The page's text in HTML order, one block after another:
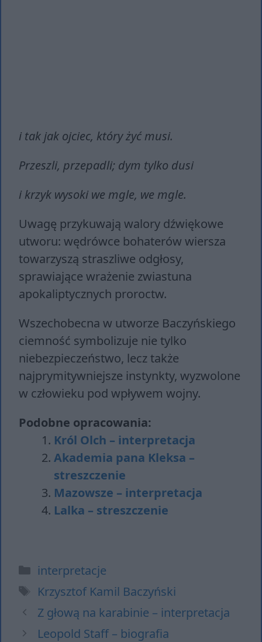
i tak jak ojciec, który żyć musi.
Przeszli, przepadli; dym tylko dusi
i krzyk wysoki we mgle, we mgle.
Uwagę przykuwają walory dźwiękowe
utworu: wędrówce bohaterów wiersza
towarzyszą straszliwe odgłosy,
sprawiające wrażenie zwiastuna
apokaliptycznych proroctw.
Wszechobecna w utworze Baczyńskiego
ciemność symbolizuje nie tylko
niebezpieczeństwo, lecz także
najprymitywniejsze instynkty, wyzwolone
w człowieku pod wpływem wojny.
Podobne opracowania:
Król Olch – interpretacja
Akademia pana Kleksa –
streszczenie
Mazowsze – interpretacja
Lalka – streszczenie
Kategorie
interpretacje
Tagi
Krzysztof Kamil Baczyński
Z głową na karabinie – interpretacja
Leopold Staff – biografia